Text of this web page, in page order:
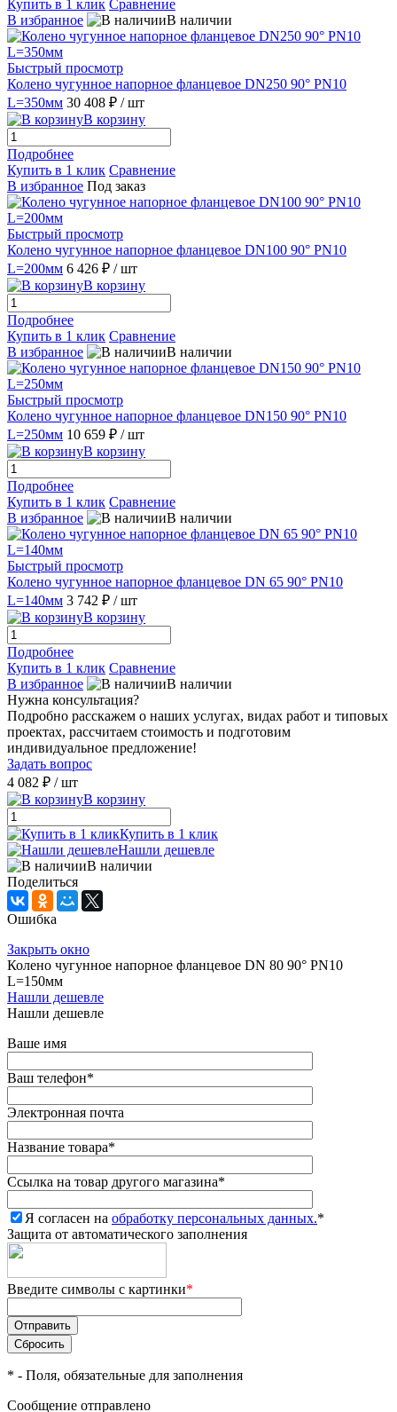
Купить в 1 клик Сравнение
В избранное
В наличии
Быстрый просмотр
Колено чугунное напорное фланцевое DN250 90° PN10
L=350мм 30 408 ₽ / шт
В корзину
Подробнее
Купить в 1 клик Сравнение
В избранное Под заказ
Быстрый просмотр
Колено чугунное напорное фланцевое DN100 90° PN10
L=200мм 6 426 ₽ / шт
В корзину
Подробнее
Купить в 1 клик Сравнение
В избранное
В наличии
Быстрый просмотр
Колено чугунное напорное фланцевое DN150 90° PN10
L=250мм 10 659 ₽ / шт
В корзину
Подробнее
Купить в 1 клик Сравнение
В избранное
В наличии
Быстрый просмотр
Колено чугунное напорное фланцевое DN 65 90° PN10
L=140мм 3 742 ₽ / шт
В корзину
Подробнее
Купить в 1 клик Сравнение
В избранное
В наличии
Нужна консультация?
Подробно расскажем о наших услугах, видах работ и типовых
проектах, рассчитаем стоимость и подготовим
индивидуальное предложение!
Задать вопрос
4 082 ₽ / шт
В корзину
Купить в 1 клик
Нашли дешевле
В наличии
Поделиться
Ошибка
Закрыть окно
Колено чугунное напорное фланцевое DN 80 90° PN10
L=150мм
Нашли дешевле
Нашли дешевле
Ваше имя
Ваш телефон*
Электронная почта
Название товара*
Ссылка на товар другого магазина*
Я согласен на обработку персональных данных.*
Защита от автоматического заполнения
Введите символы с картинки*
* - Поля, обязательные для заполнения
Сообщение отправлено